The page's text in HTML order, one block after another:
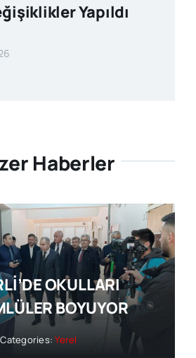
Yapıldı
Haberler
OKULLARI
BOYUYOR
Categories:Yerel